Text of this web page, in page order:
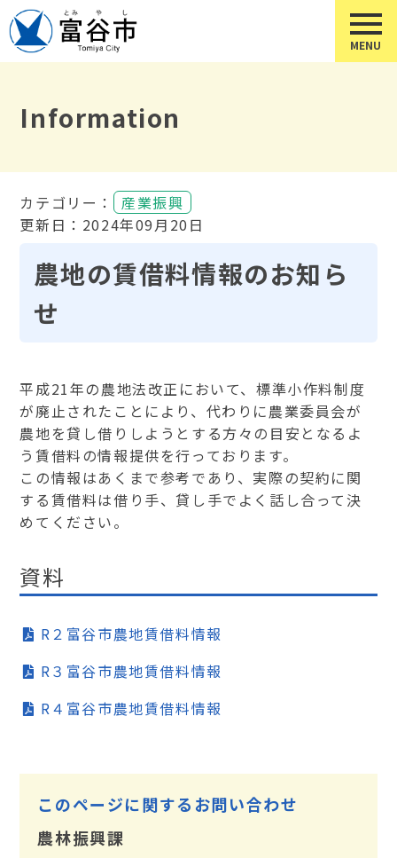
Information
カテゴリー：
産業振興
更新日：2024年09月20日
農地の賃借料情報のお知ら
せ
平成21年の農地法改正において、標準小作料制度
が廃止されたことにより、代わりに農業委員会が
農地を貸し借りしようとする方々の目安となるよ
う賃借料の情報提供を行っております。
この情報はあくまで参考であり、実際の契約に関
する賃借料は借り手、貸し手でよく話し合って決
めてください。
資料
R２富谷市農地賃借料情報
R３富谷市農地賃借料情報
R４富谷市農地賃借料情報
このページに関するお問い合わせ
農林振興課